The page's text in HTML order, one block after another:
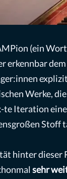
(ein
erkennbar
Werke,
te Iteration
Stoff
hinter dieser
sehr